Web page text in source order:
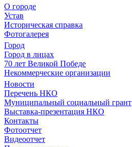
О городе
Устав
Историческая справка
Фотогалерея
Город
Город в лицах
70 лет Великой Победе
Некоммерческие организации
Новости
Перечень НКО
Муниципальный социальный грант
Выставка-презентация НКО
Контакты
Фотоотчет
Видеоотчет